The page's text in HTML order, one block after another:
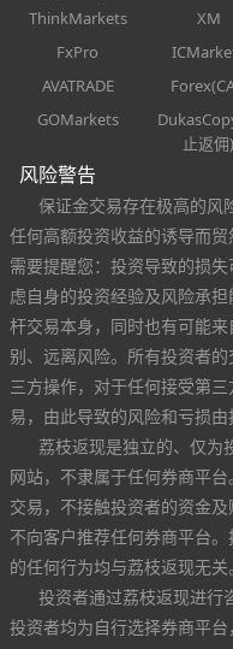
ThinkMarkets XM
FxPro
AVATRADE
GOMarkets
止返佣)
风险警告
保证金交易存在极高的风
任何高额投资收益的诱导而贸
需要提醒您：投资导致的损
虑自身的投资经验及风险承
杆交易本身，同时也有可能
别、远离风险。所有投资者
三方操作，对于任何接受第
易，由此导致的风险和亏损由
荔枝返现是独立的、仅为
网站，不隶属于任何券商平
交易，不接触投资者的资金及
不向客户推荐任何券商平台
的任何行为均与荔枝返现无关。
投资者通过荔枝返现进行
投资者均为自行选择券商平